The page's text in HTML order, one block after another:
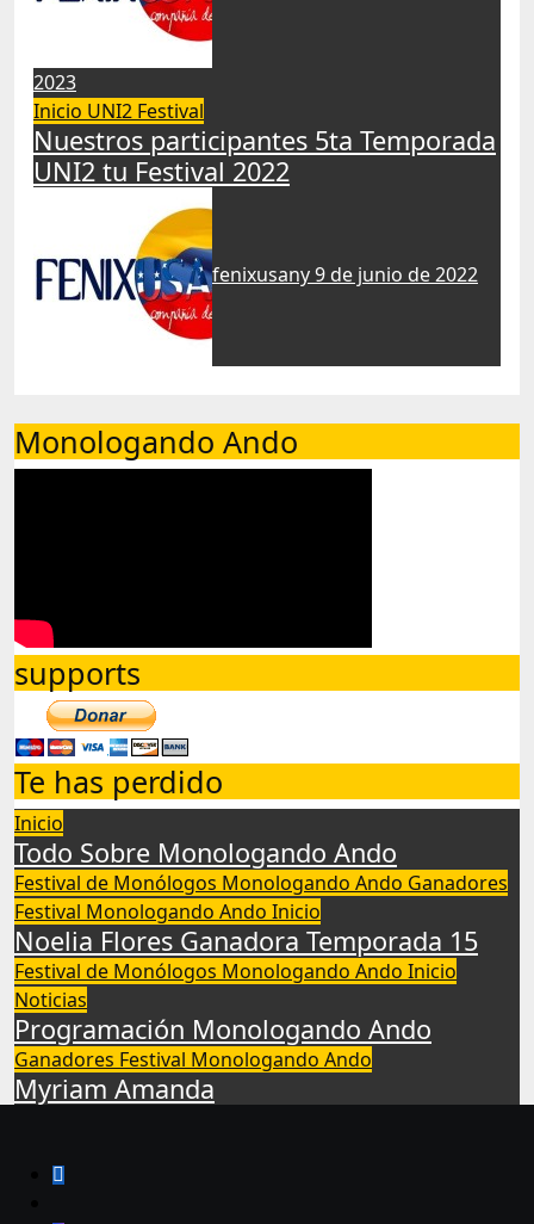
2023
Inicio UNI2 Festival
Nuestros participantes 5ta Temporada
UNI2 tu Festival 2022
fenixusany9 de junio de 2022
Monologando Ando
supports
Te has perdido
Inicio
Todo Sobre Monologando Ando
Festival de Monólogos Monologando Ando Ganadores
Festival Monologando Ando Inicio
Noelia Flores Ganadora Temporada 15
Festival de Monólogos Monologando Ando Inicio
Noticias
Programación Monologando Ando
Ganadores Festival Monologando Ando
Myriam Amanda